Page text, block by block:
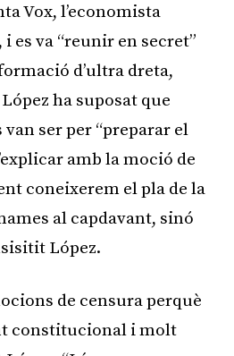
Vox, l’economista
es va “reunir en secret”
d’ultra dreta,
ha suposat que
ser per “preparar el
amb la moció de
coneixerem el pla de la
al capdavant, sinó
López.
de censura perquè
constitucional i molt